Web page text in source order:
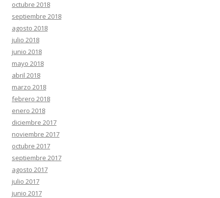
octubre 2018
septiembre 2018
agosto 2018
julio 2018
junio 2018
mayo 2018
abril 2018
marzo 2018
febrero 2018
enero 2018
diciembre 2017
noviembre 2017
octubre 2017
septiembre 2017
agosto 2017
julio 2017
junio 2017